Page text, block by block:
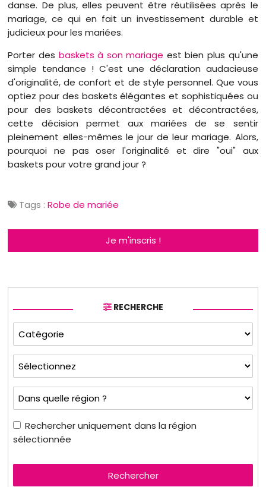
danse. De plus, elles peuvent être réutilisées après le
mariage, ce qui en fait un investissement durable et
judicieux pour les mariées.
Porter des baskets à son mariage est bien plus qu'une
simple tendance ! C'est une déclaration audacieuse
d'originalité, de confort et de style personnel. Que vous
optiez pour des baskets élégantes et sophistiquées ou
pour des baskets décontractées et décontractées,
cette décision permet aux mariées de se sentir
pleinement elles-mêmes le jour de leur mariage. Alors,
pourquoi ne pas oser l'originalité et dire "oui" aux
baskets pour votre grand jour ?
Tags :Robe de mariée
Je m'inscris !
RECHERCHE
Rechercher uniquement dans la région
sélectionnée
Rechercher